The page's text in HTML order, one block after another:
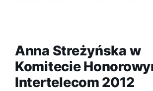
Anna Streżyńska w
Komitecie
Intertelecom 2012